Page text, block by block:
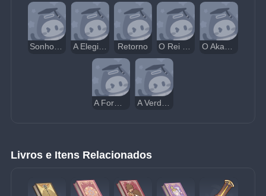
Sonho Dourado A Elegia de Bilqis Retorno O Rei Deshret e os Três Magos O Akasha Pulsa, a Chama Kalpa se Ergue
Livros e Itens Relacionados